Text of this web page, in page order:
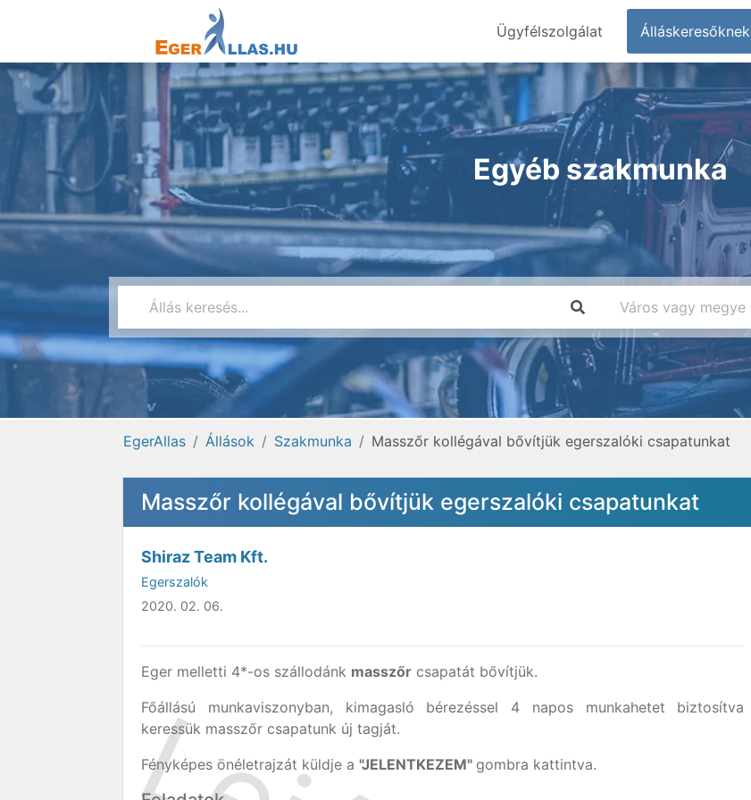
Ügyfélszolgálat Álláskeresőknek
Egyéb szakmunka
EgerAllas Állások Szakmunka Masszőr kollégával bővítjük egerszalóki csapatunkat
Masszőr kollégával bővítjük egerszalóki csapatunkat
Shiraz Team Kft.
Egerszalók
2020. 02. 06.
Eger melletti 4*-os szállodánk masszőr csapatát bővítjük.
Főállású munkaviszonyban, kimagasló bérezéssel 4 napos munkahetet biztosítva
keressük masszőr csapatunk új tagját.
Fényképes önéletrajzát küldje a "JELENTKEZEM" gombra kattintva.